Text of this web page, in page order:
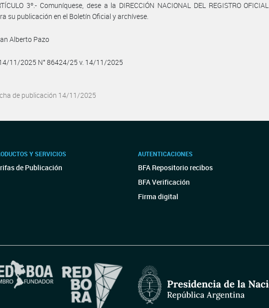
3º.- Comuníquese, dese a la DIRECCIÓN NACIONAL DEL REGISTRO OFICIAL
su publicación en el Boletín Oficial y archívese.
Alberto Pazo
11/2025 N° 86424/25 v. 14/11/2025
de publicación 14/11/2025
Y SERVICIOS
de Publicación
AUTENTICACIONES
BFA Repositorio recibos
BFA Verificación
Firma digital